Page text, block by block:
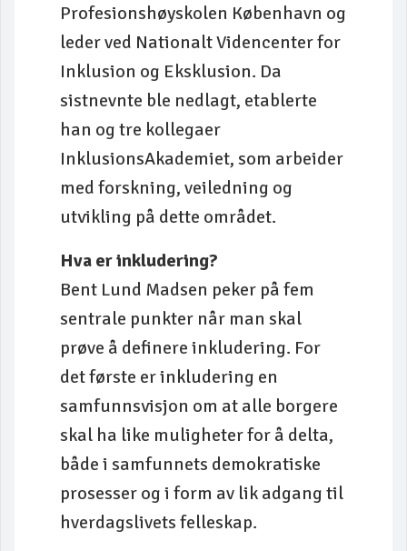
Profesionshøyskolen København og
leder ved Nationalt Videncenter for
Inklusion og Eksklusion. Da
sistnevnte ble nedlagt, etablerte
han og tre kollegaer
InklusionsAkademiet, som arbeider
med forskning, veiledning og
utvikling på dette området.
Hva er inkludering?
Bent Lund Madsen peker på fem
sentrale punkter når man skal
prøve å definere inkludering. For
det første er inkludering en
samfunnsvisjon om at alle borgere
skal ha like muligheter for å delta,
både i samfunnets demokratiske
prosesser og i form av lik adgang til
hverdagslivets felleskap.